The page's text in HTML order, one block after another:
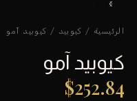
الرئيسية / كيوبيد / كيوبيد آمو
كيوبيد آمو
$252.84